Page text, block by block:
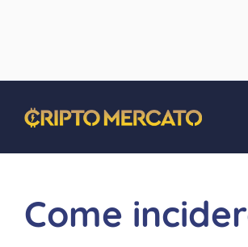
contenuto
Come